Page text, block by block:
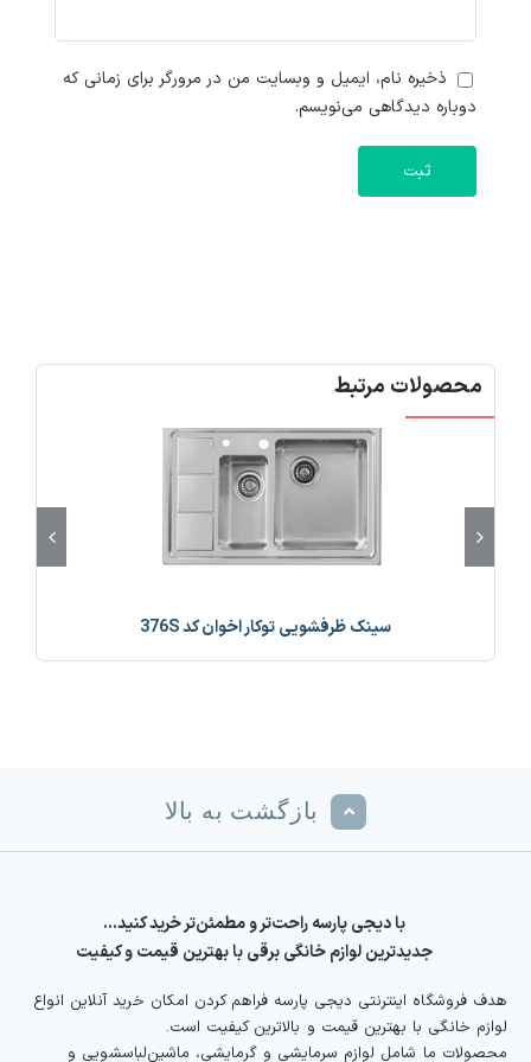
ذخیره نام، ایمیل و وبسایت من در مرورگر برای زمانی که
دوباره دیدگاهی می‌نویسم.
محصولات مرتبط
سینک ظرفشویی توکار اخوان کد 376S
بازگشت به بالا
با دیجی پارسه راحت‌تر و مطمئن‌تر خرید کنید…
جدیدترین لوازم خانگی برقی با بهترین قیمت و کیفیت
هدف فروشگاه اینترنتی دیجی پارسه فراهم کردن امکان خرید آنلاین انواع
لوازم خانگی با بهترین قیمت و بالاترین کیفیت است.
محصولات ما شامل لوازم سرمایشی و گرمایشی، ماشین‌لباسشویی و